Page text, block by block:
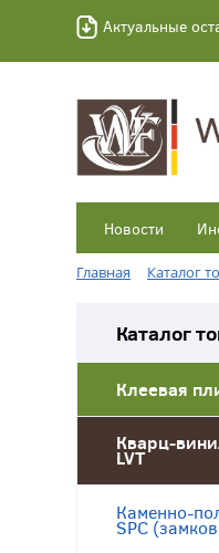
Актуальные
Новости
Главная Каталог
Каталог
Клеевая
Кварц-
LVT
Каменно-
SPC